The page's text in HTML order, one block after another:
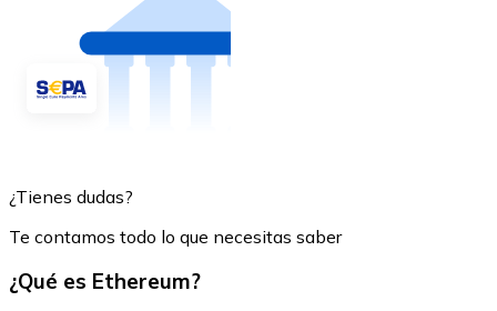
¿Tienes dudas?
Te contamos todo lo que necesitas saber
¿Qué es Ethereum?